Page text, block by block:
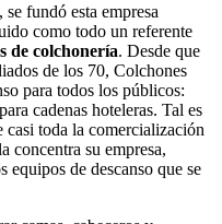
fundó esta empresa
como todo un referente
de colchonería. Desde que
de los 70, Colchones
para todos los públicos:
cadenas hoteleras. Tal es
toda la comercialización
concentra su empresa,
equipos de descanso que se